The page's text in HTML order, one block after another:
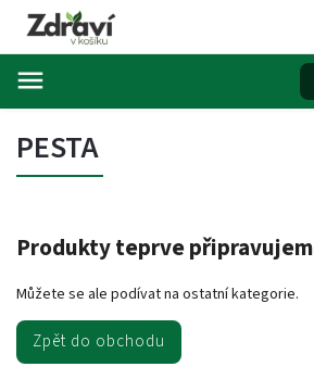
PESTA
Produkty teprve
Můžete se ale podívat na ostatní kategorie.
Zpět do obchodu